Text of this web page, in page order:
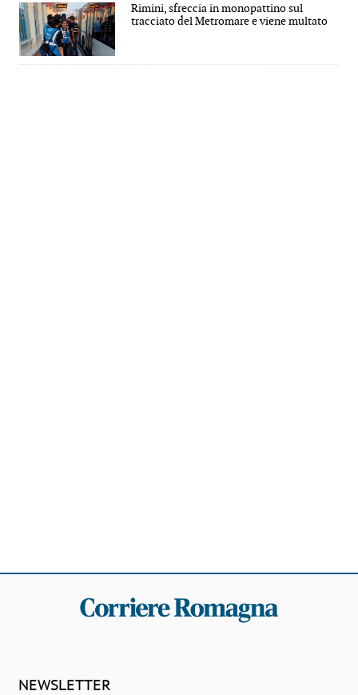
Rimini, sfreccia in monopattino sul
tracciato del Metromare e viene multato
NEWSLETTER